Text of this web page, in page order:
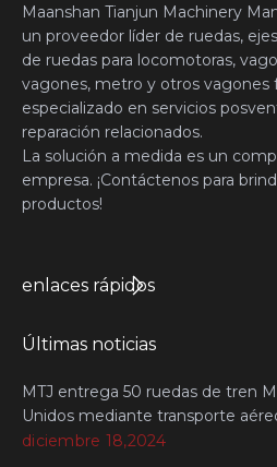
Maanshan Tianjun Machinery
un proveedor líder de ruedas,
de ruedas para locomotoras,
vagones, metro y otros vagones
especializado en servicios
reparación relacionados.
La solución a medida es un
empresa. ¡Contáctenos para
productos!
enlaces rápidos
Últimas noticias
MTJ entrega 50 ruedas de tren
Unidos mediante transporte
diciembre 18,2024